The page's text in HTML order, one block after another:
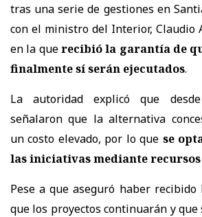
tras una serie de gestiones en
con el ministro del Interior, Claudio
en la querecibió la garantía de
finalmente sí serán ejecutados.
La autoridad explicó que
señalaron que la alternativa
un costo elevado, por lo que se
las iniciativas mediante
Pese a que aseguró haber recibido
que los proyectos continuarán y